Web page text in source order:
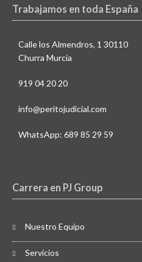
Trabajamos en toda España
Calle los Almendros, 1 30110
Churra Murcia
919 04 20 20
info@peritojudicial.com
WhatsApp: 689 85 29 59
Carrera en PJ Group
Nuestro Equipo
Servicios